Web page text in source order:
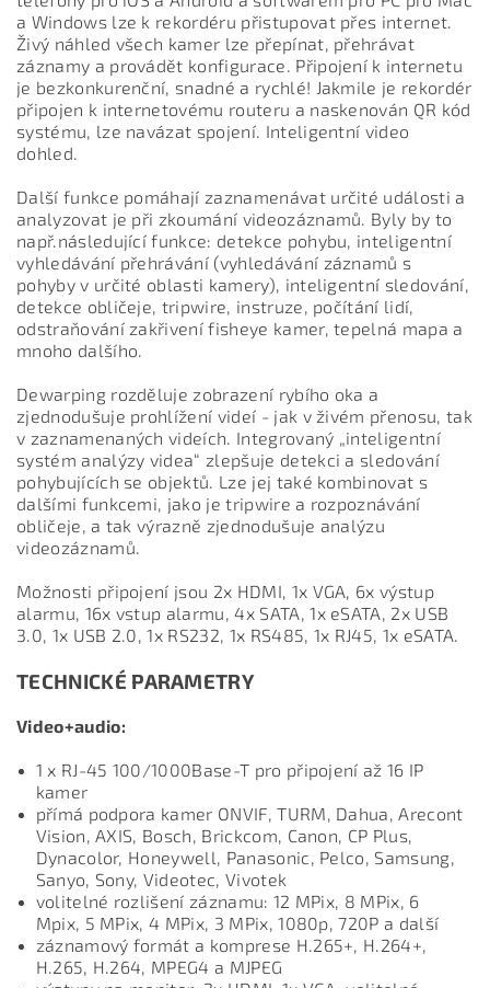
a Windows lze k rekordéru přistupovat přes internet.
Živý náhled všech kamer lze přepínat, přehrávat
záznamy a provádět konfigurace. Připojení k internetu
je bezkonkurenční, snadné a rychlé! Jakmile je rekordér
připojen k internetovému routeru a naskenován QR kód
systému, lze navázat spojení. Inteligentní video
dohled.
Další funkce pomáhají zaznamenávat určité události a
analyzovat je při zkoumání videozáznamů. Byly by to
např.následující funkce: detekce pohybu, inteligentní
vyhledávání přehrávání (vyhledávání záznamů s
pohyby v určité oblasti kamery), inteligentní sledování,
detekce obličeje, tripwire, instruze, počítání lidí,
odstraňování zakřivení fisheye kamer, tepelná mapa a
mnoho dalšího.
Dewarping rozděluje zobrazení rybího oka a
zjednodušuje prohlížení videí - jak v živém přenosu, tak
v zaznamenaných videích. Integrovaný „inteligentní
systém analýzy videa“ zlepšuje detekci a sledování
pohybujících se objektů. Lze jej také kombinovat s
dalšími funkcemi, jako je tripwire a rozpoznávání
obličeje, a tak výrazně zjednodušuje analýzu
videozáznamů.
Možnosti připojení jsou 2x HDMI, 1x VGA, 6x výstup
alarmu, 16x vstup alarmu, 4x SATA, 1x eSATA, 2x USB
3.0, 1x USB 2.0, 1x RS232, 1x RS485, 1x RJ45, 1x eSATA.
TECHNICKÉ PARAMETRY
Video+audio:
1 x RJ-45 100/1000Base-T pro připojení až 16 IP
kamer
přímá podpora kamer ONVIF, TURM, Dahua, Arecont
Vision, AXIS, Bosch, Brickcom, Canon, CP Plus,
Dynacolor, Honeywell, Panasonic, Pelco, Samsung,
Sanyo, Sony, Videotec, Vivotek
volitelné rozlišení záznamu: 12 MPix, 8 MPix, 6
Mpix, 5 MPix, 4 MPix, 3 MPix, 1080p, 720P a další
záznamový formát a komprese H.265+, H.264+,
H.265, H.264, MPEG4 a MJPEG